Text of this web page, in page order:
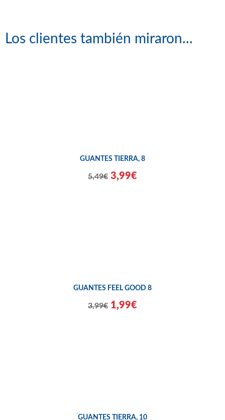
Los clientes también miraron...
GUANTES TIERRA, 8
5,49€ 3,99€
GUANTES FEEL GOOD 8
3,99€ 1,99€
GUANTES TIERRA, 10